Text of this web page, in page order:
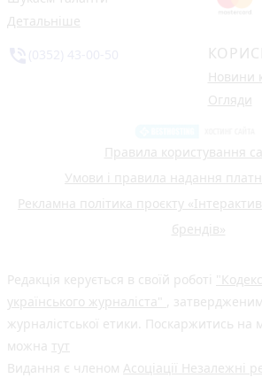
Детальніше
Новини
Огляди
Правила користування
Умови і правила надання
Рекламна політика проєкту
брендів»
Редакція керується в своїй роботі
українського журналіста" ,
журналістської етики. Поскаржитись на
можна тут
Видання є членом Асоціації Незалежні